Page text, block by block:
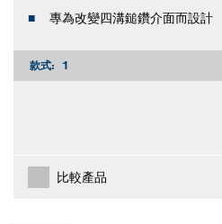
專為改變四溝鎚鑽介面而設計
款式: 1
比較產品